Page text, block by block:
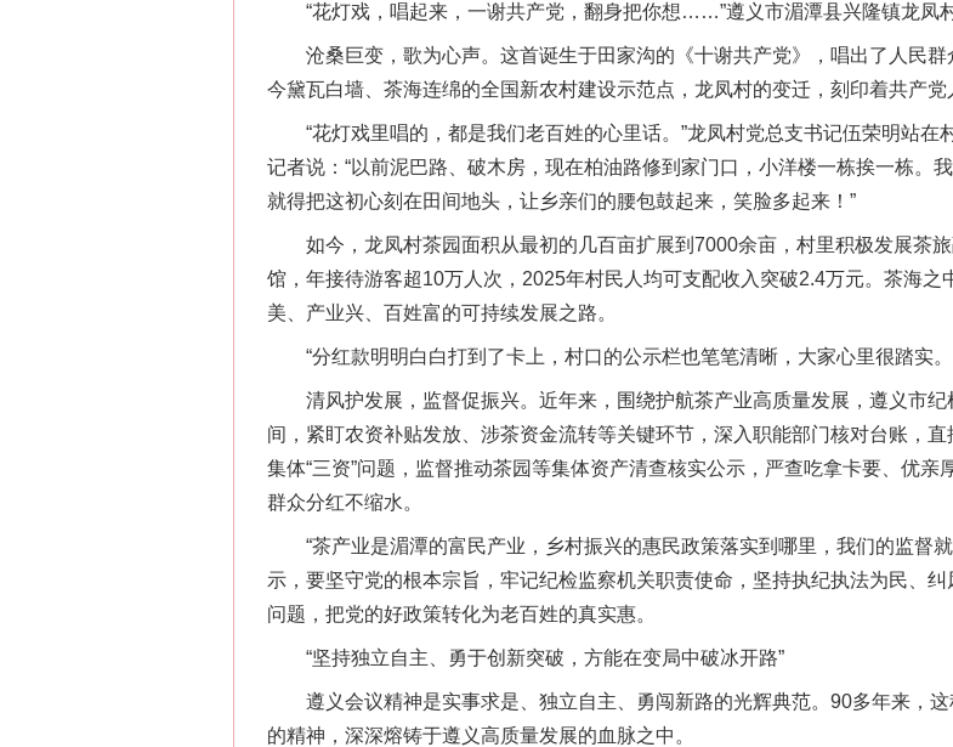
“花灯戏，唱起来，一谢共产党，翻身把你想……”遵义市湄潭县兴隆镇龙凤村
沧桑巨变，歌为心声。这首诞生于田家沟的《十谢共产党》，唱出了人民群
今黛瓦白墙、茶海连绵的全国新农村建设示范点，龙凤村的变迁，刻印着共产党
“花灯戏里唱的，都是我们老百姓的心里话。”龙凤村党总支书记伍荣明站在
记者说：“以前泥巴路、破木房，现在柏油路修到家门口，小洋楼一栋挨一栋。
就得把这初心刻在田间地头，让乡亲们的腰包鼓起来，笑脸多起来！”
如今，龙凤村茶园面积从最初的几百亩扩展到7000余亩，村里积极发展茶
馆，年接待游客超10万人次，2025年村民人均可支配收入突破2.4万元。茶海
美、产业兴、百姓富的可持续发展之路。
“分红款明明白白打到了卡上，村口的公示栏也笔笔清晰，大家心里很踏实。”
清风护发展，监督促振兴。近年来，围绕护航茶产业高质量发展，遵义市纪
间，紧盯农资补贴发放、涉茶资金流转等关键环节，深入职能部门核对台账，
集体“三资”问题，监督推动茶园等集体资产清查核实公示，严查吃拿卡要、优亲
群众分红不缩水。
“茶产业是湄潭的富民产业，乡村振兴的惠民政策落实到哪里，我们的监督
示，要坚守党的根本宗旨，牢记纪检监察机关职责使命，坚持执纪执法为民、
问题，把党的好政策转化为老百姓的真实惠。
“坚持独立自主、勇于创新突破，方能在变局中破冰开路”
遵义会议精神是实事求是、独立自主、勇闯新路的光辉典范。90多年来，这
的精神，深深熔铸于遵义高质量发展的血脉之中。
网上购药对药下症？
茶叶“炒上天”